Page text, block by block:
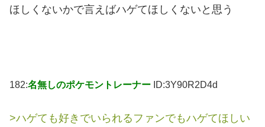
ほしくないかで言えばハゲてほしくないと思う
182:名無しのポケモントレーナー ID:3Y90R2D4d
>ハゲても好きでいられるファンでもハゲてほしい